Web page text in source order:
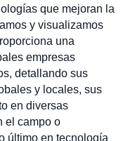
que mejoran la
y visualizamos
una
empresas
detallando sus
y locales, sus
en diversas
el campo o
último en tecnología